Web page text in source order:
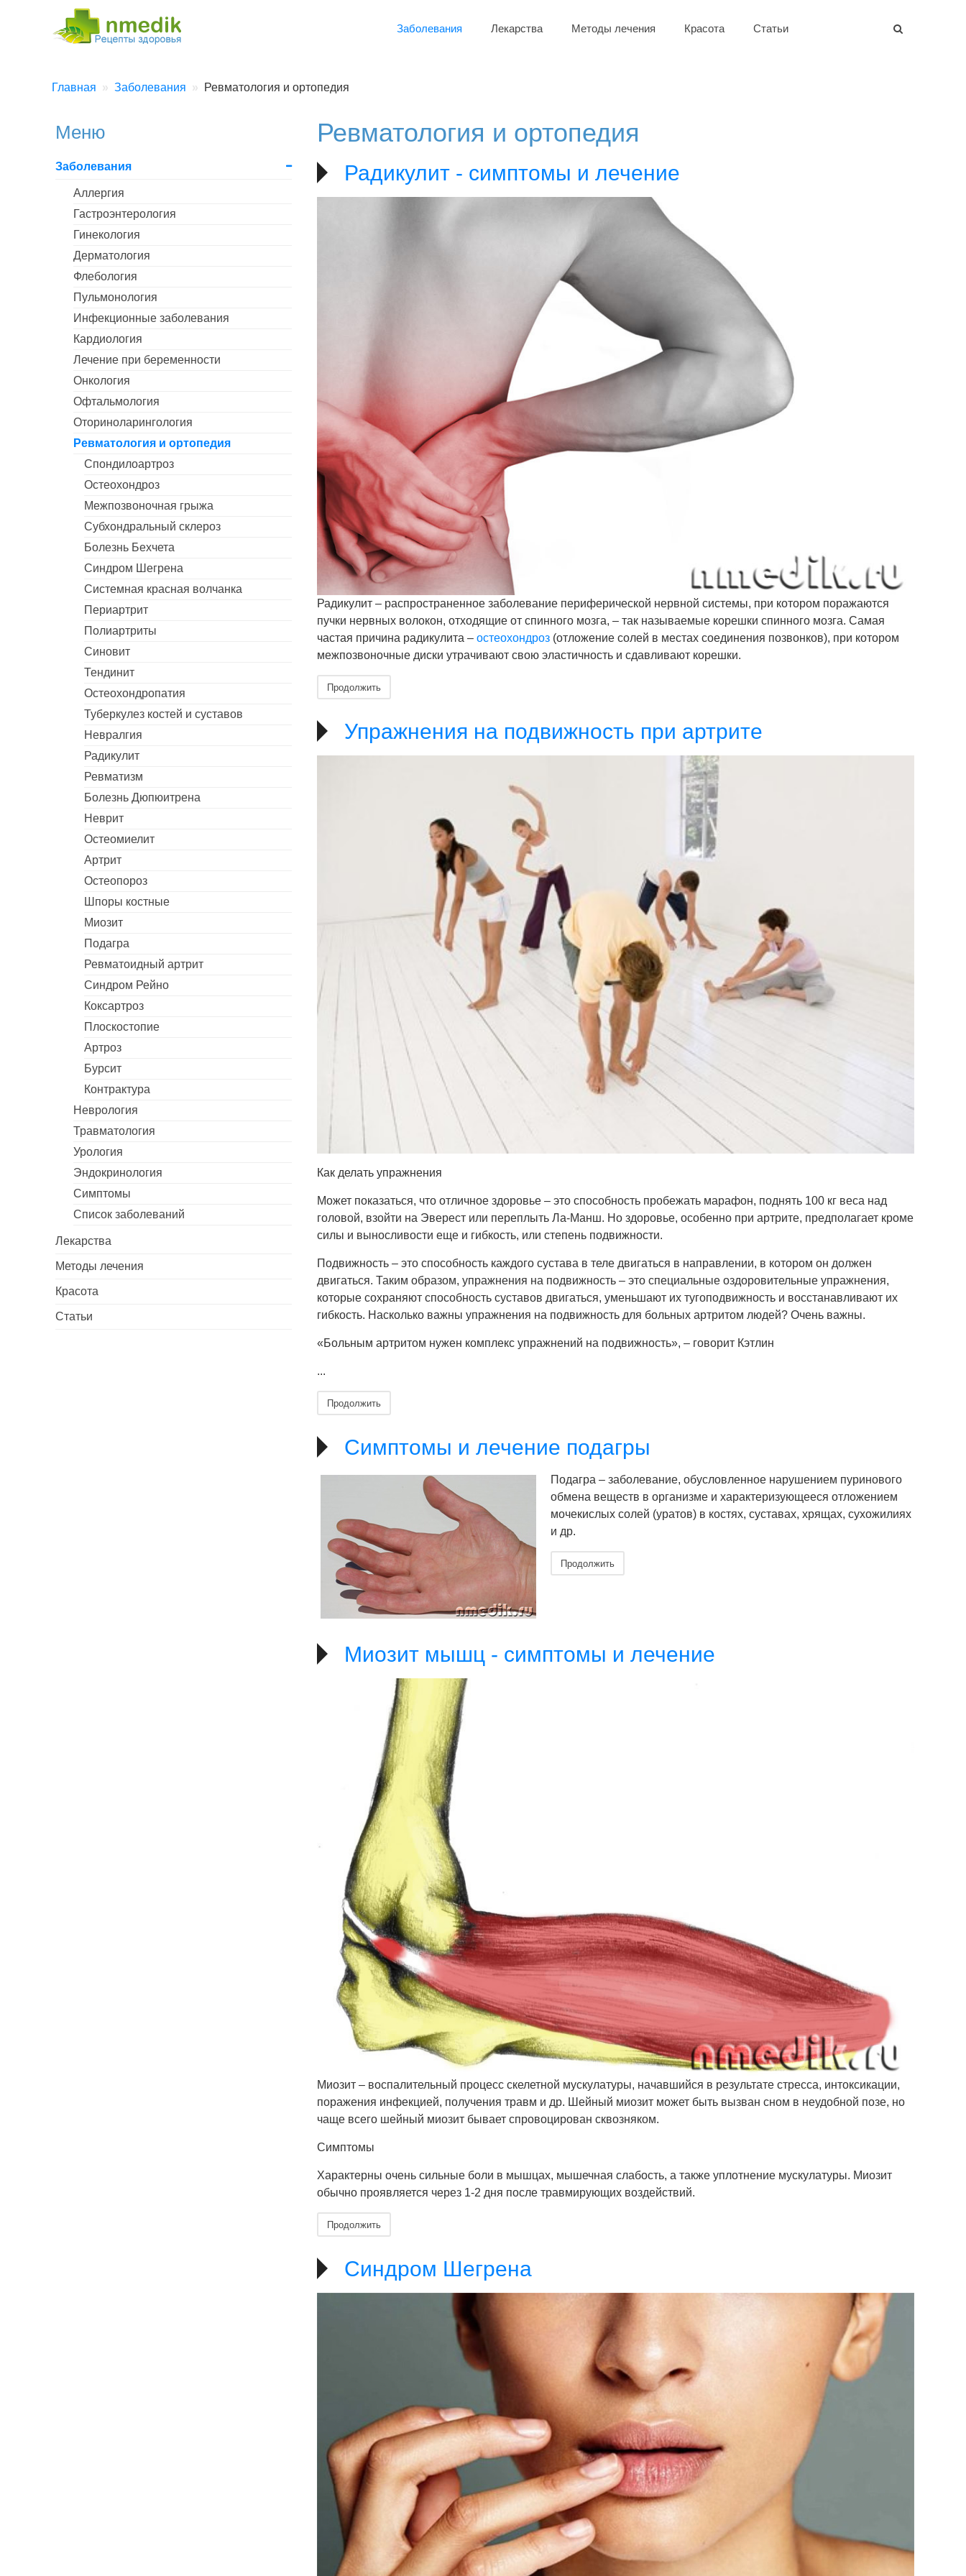
Заболевания Лекарства Методы лечения Красота Статьи
Главная Заболевания Ревматология и ортопедия
Ревматология и ортопедия
Радикулит - симптомы и лечение
Радикулит – распространенное заболевание периферической нервной системы, при котором поражаются
пучки нервных волокон, отходящие от спинного мозга, – так называемые корешки спинного мозга. Самая
частая причина радикулита – остеохондроз (отложение солей в местах соединения позвонков), при котором
межпозвоночные диски утрачивают свою эластичность и сдавливают корешки.
Продолжить
Упражнения на подвижность при артрите
Как делать упражнения
Может показаться, что отличное здоровье – это способность пробежать марафон, поднять 100 кг веса над
головой, взойти на Эверест или переплыть Ла-Манш. Но здоровье, особенно при артрите, предполагает кроме
силы и выносливости еще и гибкость, или степень подвижности.
Подвижность – это способность каждого сустава в теле двигаться в направлении, в котором он должен
двигаться. Таким образом, упражнения на подвижность – это специальные оздоровительные упражнения,
которые сохраняют способность суставов двигаться, уменьшают их тугоподвижность и восстанавливают их
гибкость. Насколько важны упражнения на подвижность для больных артритом людей? Очень важны.
«Больным артритом нужен комплекс упражнений на подвижность», – говорит Кэтлин
...
Продолжить
Симптомы и лечение подагры
Подагра – заболевание, обусловленное нарушением пуринового
обмена веществ в организме и характеризующееся отложением
мочекислых солей (уратов) в костях, суставах, хрящах, сухожилиях
и др.
Продолжить
Миозит мышц - симптомы и лечение
Миозит – воспалительный процесс скелетной мускулатуры, начавшийся в результате стресса, интоксикации,
поражения инфекцией, получения травм и др. Шейный миозит может быть вызван сном в неудобной позе, но
чаще всего шейный миозит бывает спровоцирован сквозняком.
Симптомы
Характерны очень сильные боли в мышцах, мышечная слабость, а также уплотнение мускулатуры. Миозит
обычно проявляется через 1-2 дня после травмирующих воздействий.
Продолжить
Синдром Шегрена
Меню
Заболевания
Аллергия
Гастроэнтерология
Гинекология
Дерматология
Флебология
Пульмонология
Инфекционные заболевания
Кардиология
Лечение при беременности
Онкология
Офтальмология
Оториноларингология
Ревматология и ортопедия
Спондилоартроз
Остеохондроз
Межпозвоночная грыжа
Субхондральный склероз
Болезнь Бехчета
Синдром Шегрена
Системная красная волчанка
Периартрит
Полиартриты
Синовит
Тендинит
Остеохондропатия
Туберкулез костей и суставов
Невралгия
Радикулит
Ревматизм
Болезнь Дюпюитрена
Неврит
Остеомиелит
Артрит
Остеопороз
Шпоры костные
Миозит
Подагра
Ревматоидный артрит
Синдром Рейно
Коксартроз
Плоскостопие
Артроз
Бурсит
Контрактура
Неврология
Травматология
Урология
Эндокринология
Симптомы
Список заболеваний
Лекарства
Методы лечения
Красота
Статьи